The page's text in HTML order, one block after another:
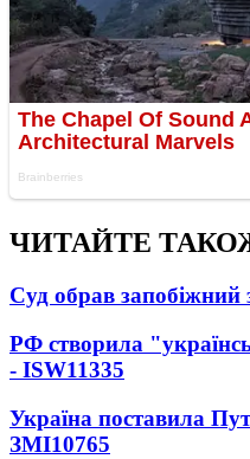
ЧИТАЙТЕ
Суд обрав запобіжний
РФ створила
- ISW11335
Україна поставила
ЗМІ10765